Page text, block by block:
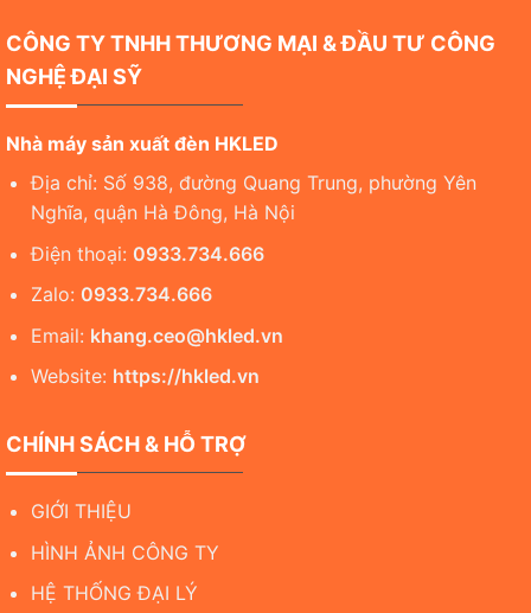
CÔNG TY TNHH THƯƠNG MẠI & ĐẦU TƯ CÔNG
NGHỆ ĐẠI SỸ
Nhà máy sản xuất đèn HKLED
Địa chỉ: Số 938, đường Quang Trung, phường Yên
Nghĩa, quận Hà Đông, Hà Nội
Điện thoại: 0933.734.666
Zalo: 0933.734.666
Email: khang.ceo@hkled.vn
Website: https://hkled.vn
CHÍNH SÁCH & HỖ TRỢ
GIỚI THIỆU
HÌNH ẢNH CÔNG TY
HỆ THỐNG ĐẠI LÝ